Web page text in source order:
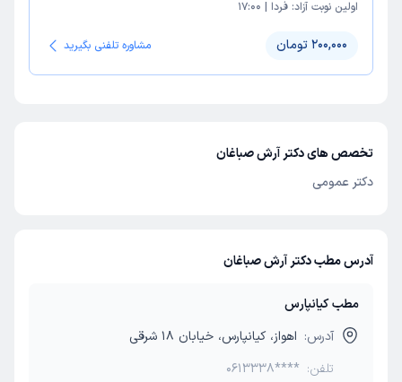
اولین نوبت آزاد: فردا |
17:00
200,000 تومان مشاوره تلفنی بگیرید
تخصص های دکتر آرش صباغان
دکتر عمومی
آدرس مطب دکتر آرش صباغان
مطب کیانپارس
آدرس: اهواز، کیانپارس، خیابان 18 شرقی
تلفن: 0613338****